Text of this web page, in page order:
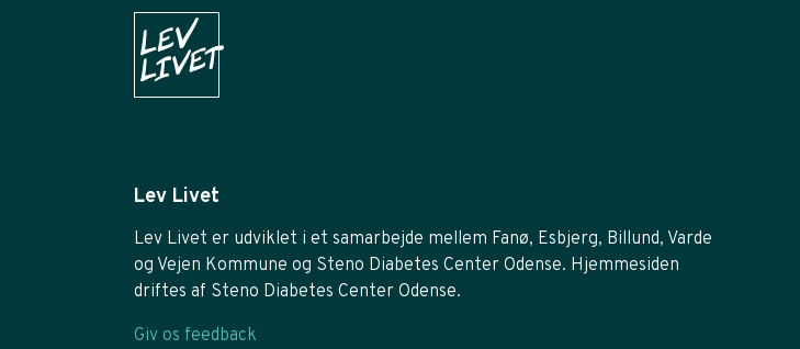
Lev Livet
Lev Livet er udviklet i et samarbejde mellem Fanø, Esbjerg, Billund, Varde
og Vejen Kommune og Steno Diabetes Center Odense. Hjemmesiden
driftes af Steno Diabetes Center Odense.
Giv os feedback